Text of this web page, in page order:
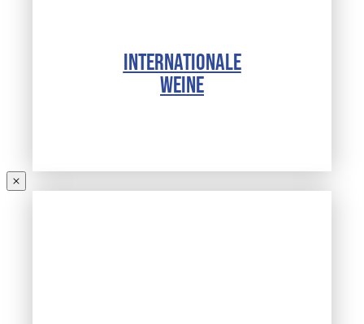
INTERNATIONALE
WEINE